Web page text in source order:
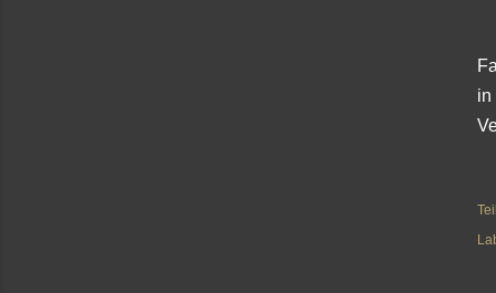
in